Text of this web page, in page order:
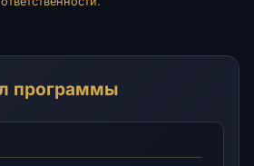
программы